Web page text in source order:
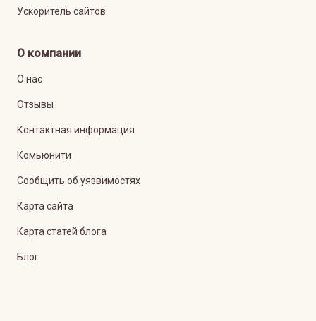
Ускоритель сайтов
О компании
О нас
Отзывы
Контактная информация
Комьюнити
Сообщить об уязвимостях
Карта сайта
Карта статей блога
Блог